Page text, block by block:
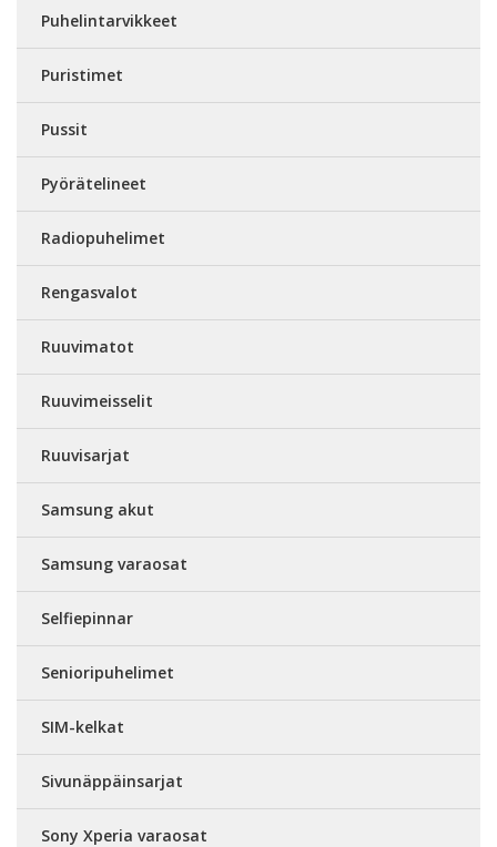
Puhelintarvikkeet
Puristimet
Pussit
Pyörätelineet
Radiopuhelimet
Rengasvalot
Ruuvimatot
Ruuvimeisselit
Ruuvisarjat
Samsung akut
Samsung varaosat
Selfiepinnar
Senioripuhelimet
SIM-kelkat
Sivunäppäinsarjat
Sony Xperia varaosat